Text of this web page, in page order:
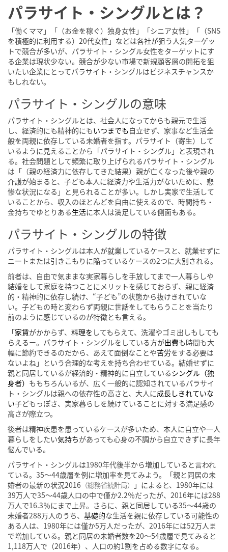
パラサイト・シングルとは？
「働くママ」「（お金を稼ぐ）独身女性」「シニア女性」「（SNS
を積極的に利用する）20代女性」などは各社が狙う人気ターゲッ
トで競合が多いが、パラサイト・シングル女性をターゲットにす
る企業は現状少ない。競合が少ない市場で新規顧客層の開拓を狙
いたい企業にとってパラサイト・シングルはビジネスチャンスか
もしれない。
パラサイト・シングルの意味
パラサイト・シングルとは、社会人になってからも親元で生活
し、経済的にも精神的にもいつまでも自立せず、家事など生活全
般を両親に依存している未婚者を指す。パラサイト（寄生）して
いるように見えることから「パラサイト・シングル」と表現され
る。社会問題として頻繁に取り上げられるパラサイト・シングル
は「（親の経済力に依存してきた結果）親が亡くなった後や親の
介護が始まると、子ども本人に経済力や生活力がないために、悲
惨な状況になる」と見られることが多い。しかし実家で生活して
いることから、収入のほとんどを自由に使えるので、時間持ち・
金持ちでゆとりある生活に本人は満足している側面もある。
パラサイト・シングルの特徴
パラサイト・シングルは本人が就業しているケースと、就業せずに
ニートまたは引きこもりに陥っているケースの2つに大別される。
前者は、自由で気ままな実家暮らしを手放してまで一人暮らしや
結婚をして家庭を持つことにメリットを感じておらず、親に経済
的・精神的に依存し続け、“子ども”の状態から抜けきれていな
い。子どもの時と変わらず両親に世話をしてもらうことを当たり
前のように感じているのが特徴とも言える。
「家賃がかからず、 料理を してもらえて、洗濯やゴミ出しもしても
らえるー。パラサイト・シングルをしている方が出費も時間も大
幅に節約できるのだから、あえて面倒なことや苦労をする必要は
ないよね」という合理的な考えを持ち合わせている。結婚せずに
親と同居しているが経済的・精神的に自立しているシングル（独
身者） ももちろんいるが、広く一般的に認知されているパラサイ
ト・シングルは親への依存性の高さと、大人に成長しきれていな
い子どもっぽさ、実家暮らしを続けていることに対する満足感の
高さが際立つ。
後者は精神疾患を患っているケースが多いため、本人に自立や一人
暮らしをしたい気持ちがあっても心身の不調から自立できずに長年
悩んでいる。
パラサイト・シングルは1980年代後半から増加していると言われ
ている。35～44歳層を例に増加率を見てみよう。「親と同居の未
婚者の最新の状況2016 （総務省統計局）
」によると、1980年には
39万人で35～44歳人口の中で僅か2.2％だったが、2016年には288
万人で16.3％にまで上昇。さらに、親と同居している35～44歳の
未婚者288万人のうち、 基礎的な生活を親に依存している可能性の
ある人は、1980年には僅か5万人だったが、2016年には52万人ま
で増加している。親と同居の未婚者数を20～54歳層で見てみると
1,118万人で（2016年）、人口の約1割を占める数字になる。